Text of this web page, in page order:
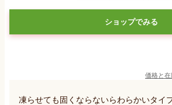
ショップでみる
価格と在
凍らせても固くならないらわらかいタイ